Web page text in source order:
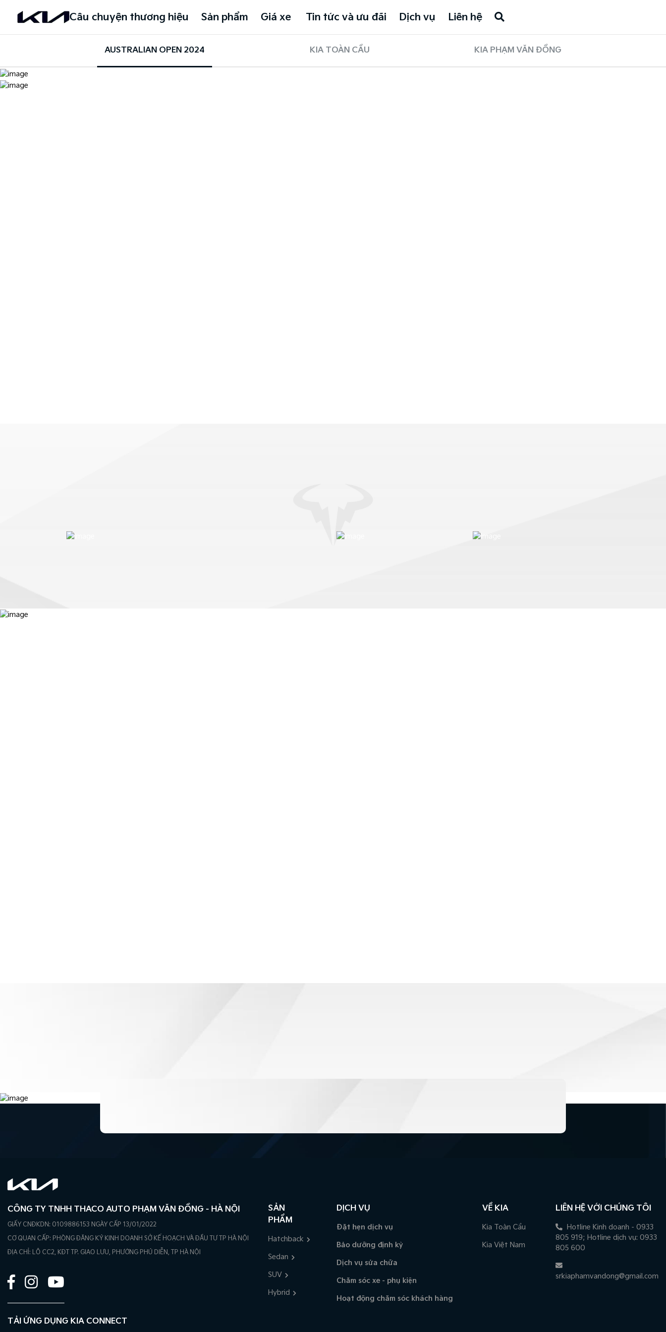
Câu chuyện thương hiệu Sản phẩm Giá xe Tin tức và ưu đãi Dịch vụ Liên hệ
AUSTRALIAN OPEN 2024 KIA TOÀN CẦU KIA PHẠM VĂN ĐỒNG
CÔNG TY TNHH THACO AUTO PHẠM VĂN ĐỒNG - HÀ NỘI
GIẤY CNĐKDN: 0109886153 NGÀY CẤP 13/01/2022
CƠ QUAN CẤP: PHÒNG ĐĂNG KÝ KINH DOANH SỞ KẾ HOẠCH VÀ ĐẦU TƯ TP HÀ NỘI
ĐỊA CHỈ: LÔ CC2, KĐT TP. GIAO LƯU, PHƯỜNG PHÚ DIỄN, TP HÀ NỘI
TẢI ỨNG DỤNG KIA CONNECT
SẢN
PHẨM
Hatchback
Sedan
SUV
Hybrid
DỊCH VỤ
Đặt hẹn dịch vụ
Bảo dưỡng định kỳ
Dịch vụ sửa chữa
Chăm sóc xe - phụ kiện
Hoạt động chăm sóc khách hàng
VỀ KIA
Kia Toàn Cầu
Kia Việt Nam
LIÊN HỆ VỚI CHÚNG TÔI
Hotline Kinh doanh - 0933
805 919; Hotline dịch vụ: 0933
805 600
srkiaphamvandong@gmail.com